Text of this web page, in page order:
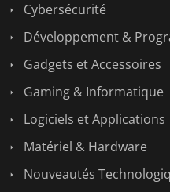
Cybersécurité
Développement &
Gadgets et Accessoires
Gaming & Informatique
Logiciels et Applications
Matériel & Hardware
Nouveautés